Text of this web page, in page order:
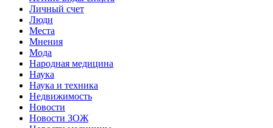
Личный счет
Люди
Места
Мнения
Мода
Народная медицина
Наука
Наука и техника
Недвижимость
Новости
Новости ЗОЖ